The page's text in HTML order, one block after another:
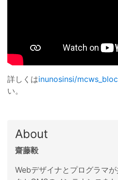
詳しくはinunosinsi/
い。
About
齋藤毅
Webデザイナとプログラマ